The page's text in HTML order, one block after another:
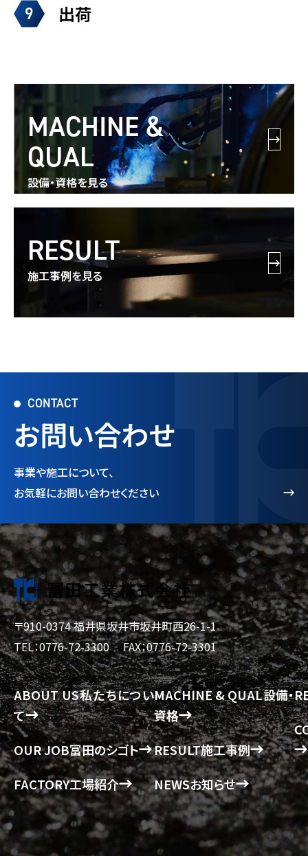
9 出荷
MACHINE &
QUAL
設備・資格を見る
RESULT
施工事例を見る
CONTACT
お問い合わせ
事業や施工について、
お気軽にお問い合わせください
〒910-0374 福井県坂井市坂井町西26-1-1
TEL：0776-72-3300
FAX：0776-72-3301
ABOUT US私たちについ
て
OUR JOB冨田のシゴト
FACTORY工場紹介
MACHINE & QUAL設備・
資格
RESULT施工事例
NEWSお知らせ